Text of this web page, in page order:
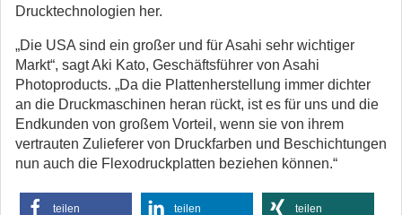
Drucktechnologien her.
„Die USA sind ein großer und für Asahi sehr wichtiger
Markt“, sagt Aki Kato, Geschäftsführer von Asahi
Photoproducts. „Da die Plattenherstellung immer dichter
an die Druckmaschinen heran rückt, ist es für uns und die
Endkunden von großem Vorteil, wenn sie von ihrem
vertrauten Zulieferer von Druckfarben und Beschichtungen
nun auch die Flexodruckplatten beziehen können.“
teilen teilen teilen